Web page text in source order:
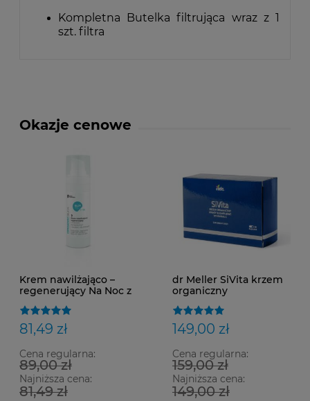
Kompletna Butelka filtrująca wraz z 1
szt. filtra
Okazje cenowe
Krem nawilżająco –
regenerujący Na Noc z
monojonowym i
kwasem hialuronowym
SILOR+B+HA 30 ml
81,49 zł
Cena regularna:
89,00 zł
Najniższa cena:
81,49 zł
dr Meller SiVita krzem
organiczny
149,00 zł
Cena regularna:
159,00 zł
Najniższa cena:
149,00 zł